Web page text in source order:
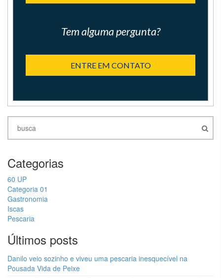
Tem alguma pergunta?
ENTRE EM CONTATO
Categorias
60 UP
Categoria 01
Gastronomia
Iscas
Pescaria
Últimos posts
Danilo veio sozinho e viveu uma pescaria inesquecível na
Pousada Vida de Peixe